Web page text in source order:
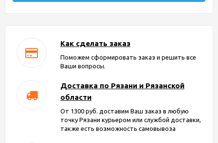
Как сделать заказ
Поможем сформировать заказ и решить все
Ваши вопросы.
Доставка по Рязани и Рязанской
области
От 1300 руб. доставим Ваш заказ в любую
точку Рязани курьером или службой доставки,
также есть возможность самовывоза